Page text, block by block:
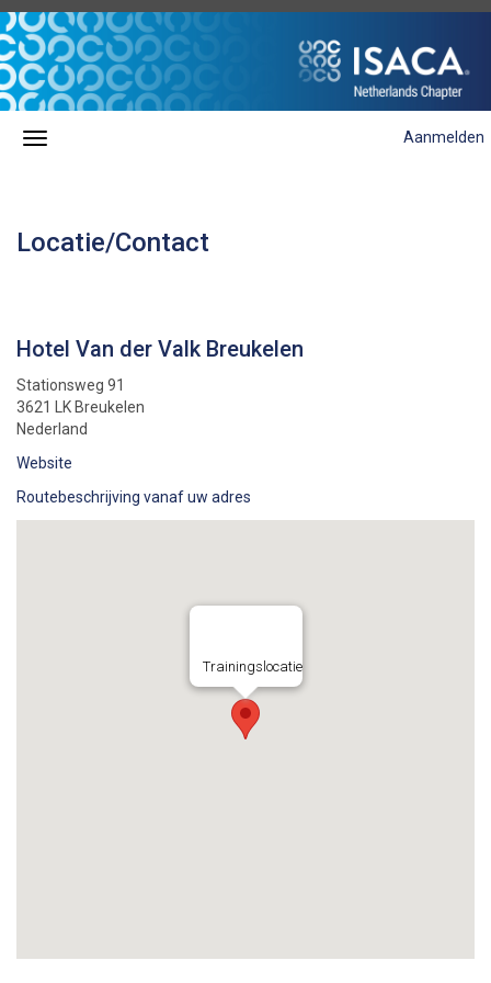
Aanmelden
Locatie/Contact
Hotel Van der Valk Breukelen
Stationsweg 91
3621 LK Breukelen
Nederland
Website
Routebeschrijving vanaf uw adres
Trainingslocatie